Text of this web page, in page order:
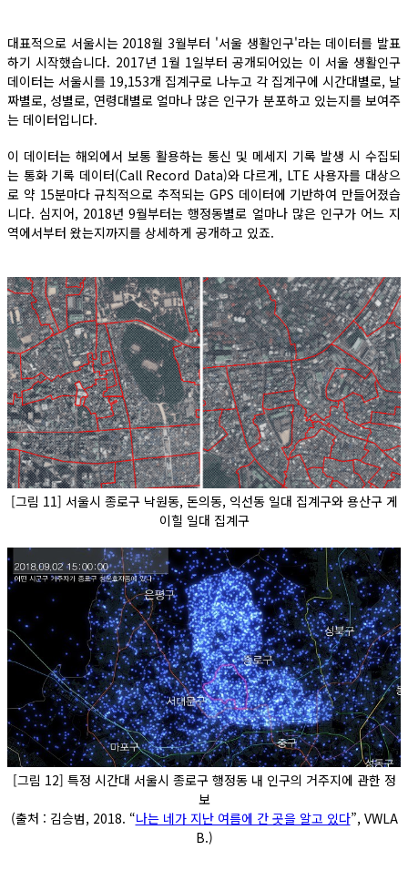
대표적으로 서울시는 2018월 3월부터 '서울 생활인구'라는 데이터를 발표
하기 시작했습니다. 2017년 1월 1일부터 공개되어있는 이 서울 생활인구
데이터는 서울시를 19,153개 집계구로 나누고 각 집계구에 시간대별로, 날
짜별로, 성별로, 연령대별로 얼마나 많은 인구가 분포하고 있는지를 보여주
는 데이터입니다.
이 데이터는 해외에서 보통 활용하는 통신 및 메세지 기록 발생 시 수집되
는 통화 기록 데이터(Call Record Data)와 다르게, LTE 사용자를 대상으
로 약 15분마다 규칙적으로 추적되는 GPS 데이터에 기반하여 만들어졌습
니다. 심지어, 2018년 9월부터는 행정동별로 얼마나 많은 인구가 어느 지
역에서부터 왔는지까지를 상세하게 공개하고 있죠.
[그림 11] 서울시 종로구 낙원동, 돈의동, 익선동 일대 집계구와 용산구 게
이힐 일대 집계구
[그림 12] 특정 시간대 서울시 종로구 행정동 내 인구의 거주지에 관한 정
보
(출처 : 김승범, 2018. “나는 네가 지난 여름에 간 곳을 알고 있다”, VWLA
B.)